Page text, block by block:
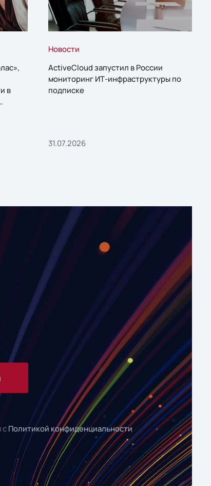
в
Новости
ActiveCloud запустил в России
мониторинг ИТ-инфраструктуры по
подписке
31.07.2026
сПолитикой конфиденциальности